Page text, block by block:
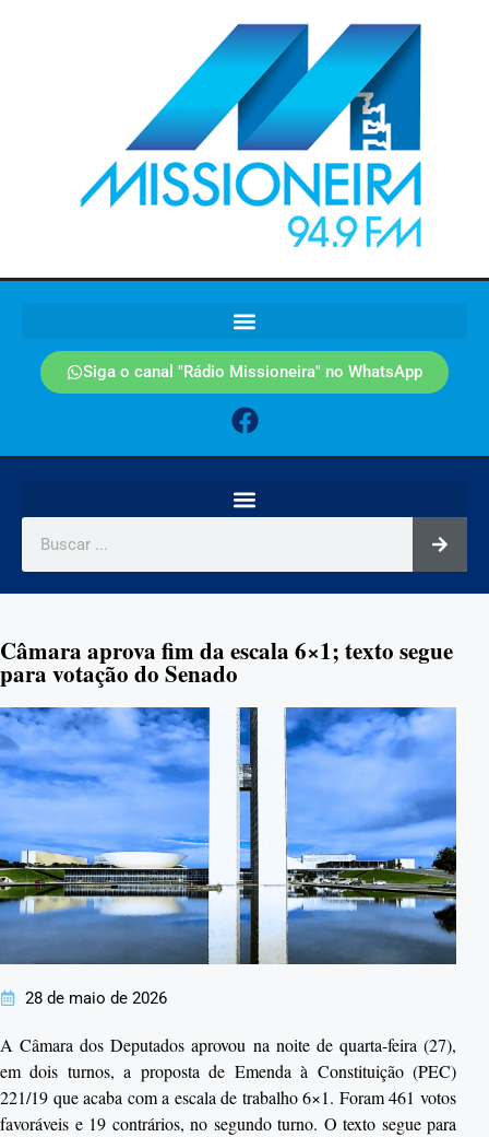
Siga o canal "Rádio Missioneira" no WhatsApp
Câmara aprova fim da escala 6×1; texto segue
para votação do Senado
28 de maio de 2026
A Câmara dos Deputados aprovou na noite de quarta-feira (27),
em dois turnos, a proposta de Emenda à Constituição (PEC)
221/19 que acaba com a escala de trabalho 6×1. Foram 461 votos
favoráveis e 19 contrários, no segundo turno. O texto segue para